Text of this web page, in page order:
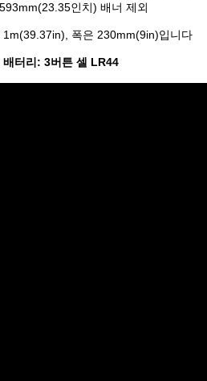
인치) 배너 제외
1m(39.37in), 폭은 230mm(9in)입니다
배터리: 3버튼 셀 LR44